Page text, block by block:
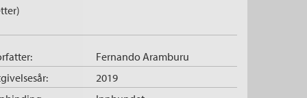
Fernando Aramburu
2019